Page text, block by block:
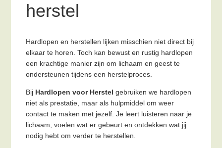
herstel
Hardlopen en herstellen lijken misschien niet direct bij
elkaar te horen. Toch kan bewust en rustig hardlopen
een krachtige manier zijn om lichaam en geest te
ondersteunen tijdens een herstelproces.
Bij Hardlopen voor Herstel gebruiken we hardlopen
niet als prestatie, maar als hulpmiddel om weer
contact te maken met jezelf. Je leert luisteren naar je
lichaam, voelen wat er gebeurt en ontdekken wat jij
nodig hebt om verder te herstellen.